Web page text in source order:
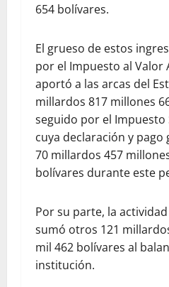
654 bolívares.
El grueso de estos
por el Impuesto al Valor
aportó a las arcas del
millardos 817 millones
seguido por el Impuesto
cuya declaración y
70 millardos 457
bolívares durante este
Por su parte, la
sumó otros 121
mil 462 bolívares al
institución.